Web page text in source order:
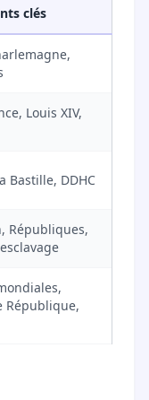
clés
Louis XIV,
Bastille, DDHC
Républiques,
République,